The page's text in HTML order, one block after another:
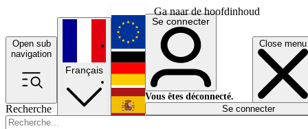
Ga naar de hoofdinhoud
Open sub
navigation
Close menu
Recherche
Français
English
Deutsch
Español
Se connecter
Vous êtes déconnecté.
Se connecter